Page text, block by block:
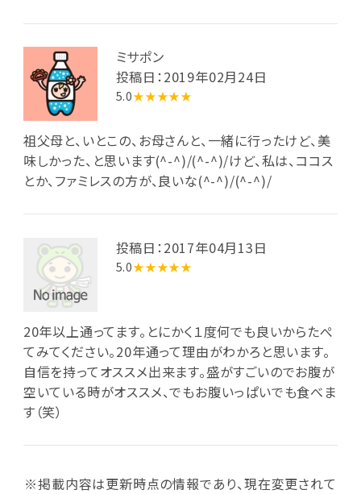
ミサポン
投稿日：2019年02月24日
5.0★★★★★
祖父母と、いとこの、お母さんと、一緒に行ったけど、美
味しかった、と思います(^-^)/(^-^)/けど、私は、ココス
とか、ファミレスの方が、良いな(^-^)/(^-^)/
投稿日：2017年04月13日
5.0★★★★★
20年以上通ってます。とにかく１度何でも良いからたぺ
てみてください。20年通って理由がわかろと思います。
自信を持ってオススメ出来ます。盛がすごいのでお腹が
空いている時がオススメ、でもお腹いっぱいでも食べま
す（笑）
※掲載内容は更新時点の情報であり、現在変更されて